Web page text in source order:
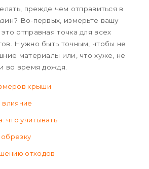
прежде чем отправиться в
Во-первых, измерьте вашу
отправная точка для всех
Нужно быть точным, чтобы не
материалы или, что хуже, не
во время дождя.
крыши
влияние
что учитывать
обрезку
отходов